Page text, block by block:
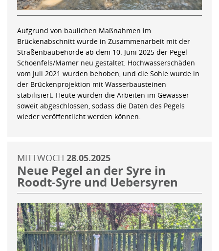
Aufgrund von baulichen Maßnahmen im
Brückenabschnitt wurde in Zusammenarbeit mit der
Straßenbaubehörde ab dem 10. Juni 2025 der Pegel
Schoenfels/Mamer neu gestaltet. Hochwasserschäden
vom Juli 2021 wurden behoben, und die Sohle wurde in
der Brückenprojektion mit Wasserbausteinen
stabilisiert. Heute wurden die Arbeiten im Gewässer
soweit abgeschlossen, sodass die Daten des Pegels
wieder veröffentlicht werden können.
MITTWOCH 28.05.2025
Neue Pegel an der Syre in
Roodt-Syre und Uebersyren